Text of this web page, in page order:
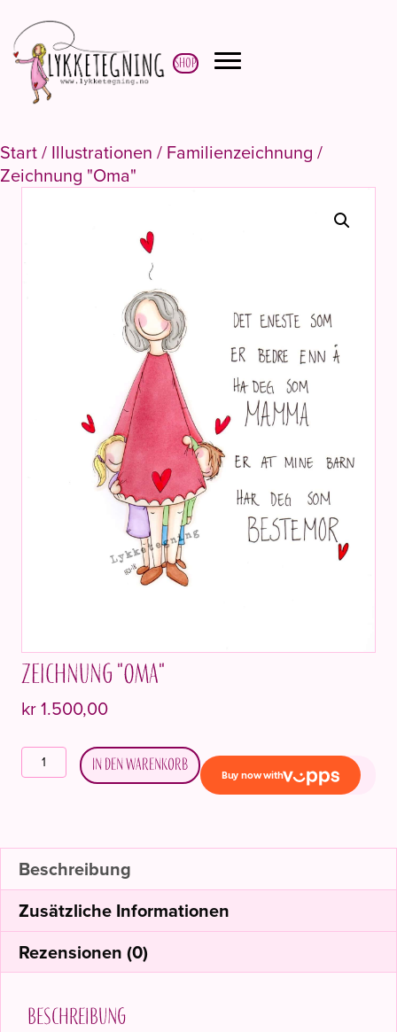
Shop
Start/ Illustrationen / Familienzeichnung /
Zeichnung "Oma"
Zeichnung "Oma"
kr1.500,00
Tegning
"Bestemor"
In den Warenkorb
Beschreibung
Zusätzliche Informationen
Rezensionen (0)
Beschreibung